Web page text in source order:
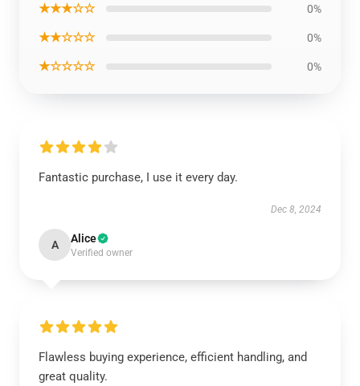
★★★☆☆ 0%
★★☆☆☆ 0%
★☆☆☆☆ 0%
Fantastic purchase, I use it every day.
Dec 8, 2024
A Alice
Verified owner
Flawless buying experience, efficient handling, and
great quality.